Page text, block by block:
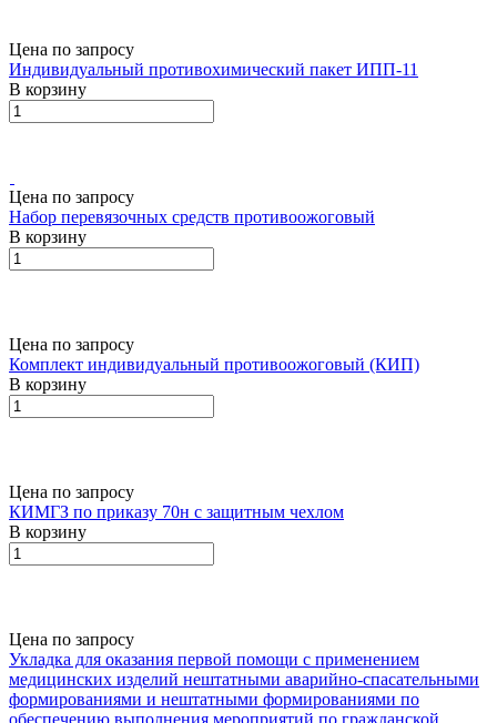
Цена по запросу
Индивидуальный противохимический пакет ИПП-11
В корзину
Цена по запросу
Набор перевязочных средств противоожоговый
В корзину
Цена по запросу
Комплект индивидуальный противоожоговый (КИП)
В корзину
Цена по запросу
КИМГЗ по приказу 70н с защитным чехлом
В корзину
Цена по запросу
Укладка для оказания первой помощи с применением
медицинских изделий нештатными аварийно-спасательными
формированиями и нештатными формированиями по
обеспечению выполнения мероприятий по гражданской